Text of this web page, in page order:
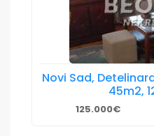
Novi Sad,
45m2,
125.000€